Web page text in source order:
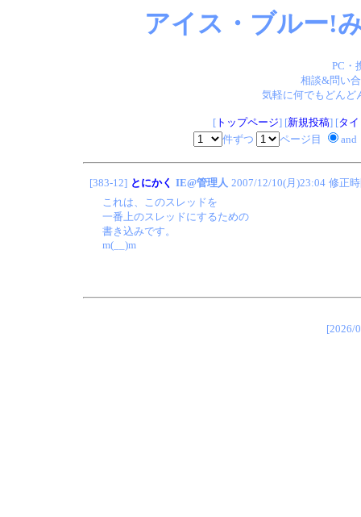
アイス・ブルー!
PC・
相談&問い
気軽に何でもどん
[トップページ] [新規投稿] [タ
件ずつ
ページ目 and
[383-12] とにかく IE@管理人 2007/12/10(月)23:04 修正
これは、このスレッドを
一番上のスレッドにするための
書き込みです。
m(__)m
[2026/